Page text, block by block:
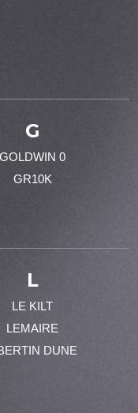
G
GOLDWIN 0
GR10K
L
LE KILT
LEMAIRE
DUNE